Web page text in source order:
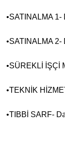
•SATINALMA
•SATINALMA
•SÜREKLİ İŞÇİ
•TEKNİK
•TIBBİ SARF-